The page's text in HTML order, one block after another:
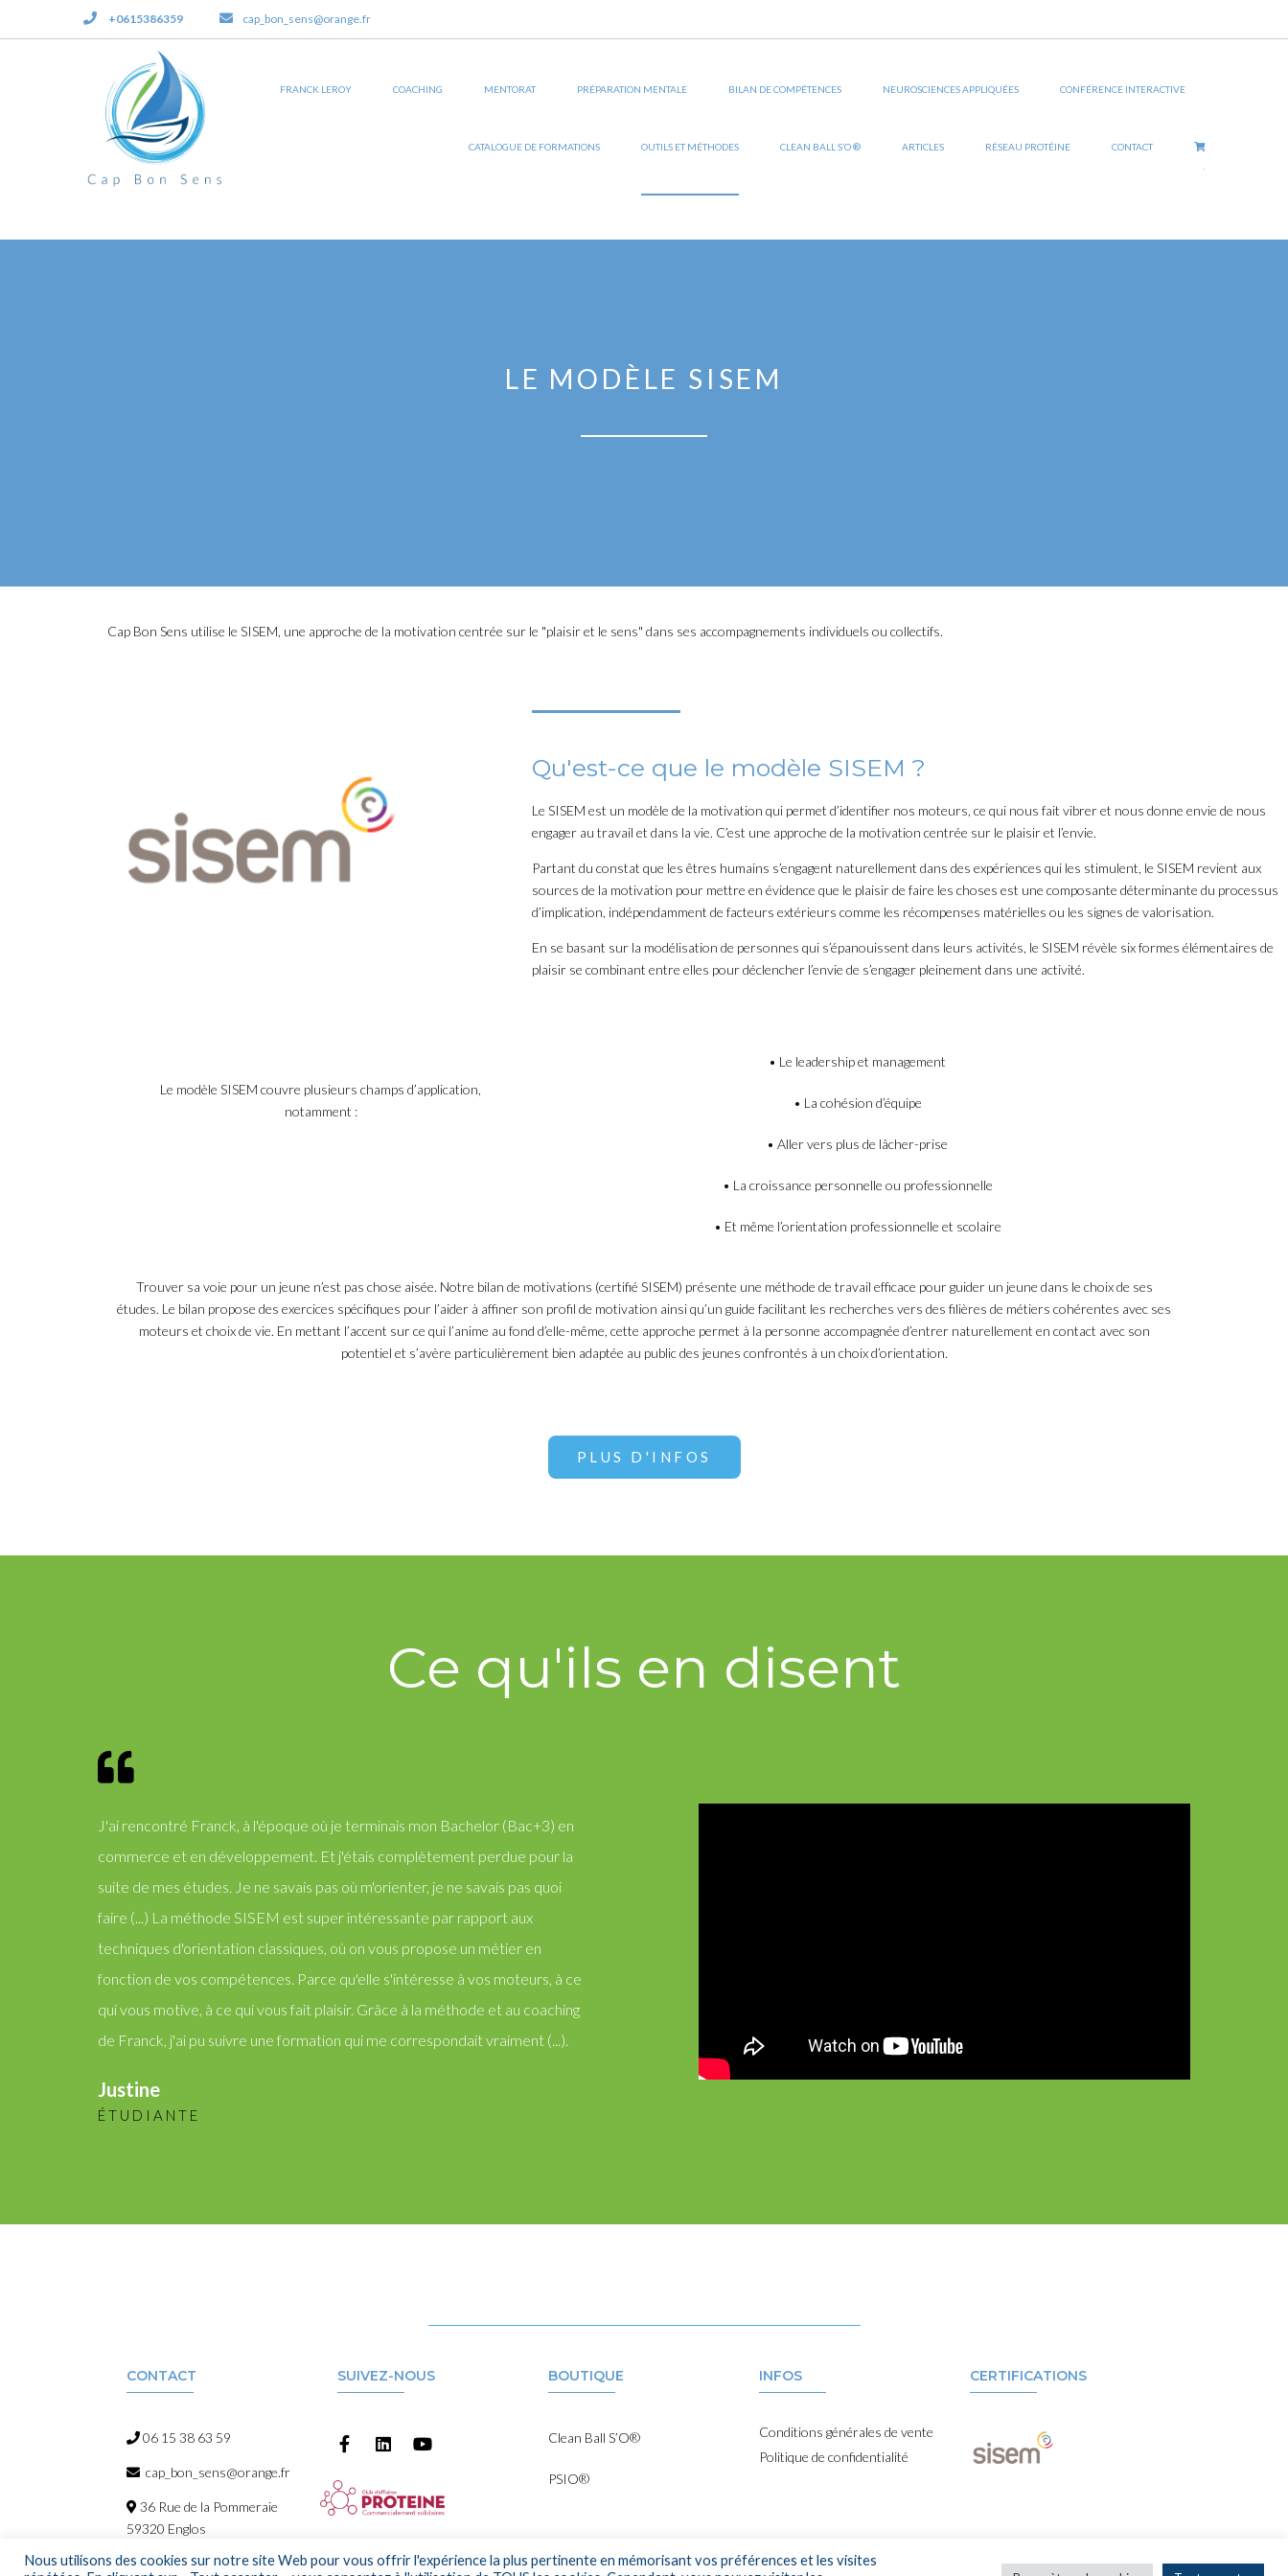
+0615386359 cap_bon_sens@orange.fr
FRANCK LEROY COACHING MENTORAT PRÉPARATION MENTALE BILAN DE COMPÉTENCES NEUROSCIENCES APPLIQUÉES CONFÉRENCE INTERACTIVE
CATALOGUE DE FORMATIONS OUTILS ET MÉTHODES CLEAN BALL S’O ® ARTICLES RÉSEAU PROTÉINE
CONTACT
LE MODÈLE SISEM
Cap Bon Sens utilise le SISEM, une approche de la motivation centrée sur le "plaisir et le sens" dans ses accompagnements individuels ou collectifs.
Qu'est-ce que le modèle SISEM ?
Le SISEM est un modèle de la motivation qui permet d’identifier nos moteurs, ce qui nous fait vibrer et nous donne envie de nous
engager au travail et dans la vie. C’est une approche de la motivation centrée sur le plaisir et l’envie.
Partant du constat que les êtres humains s’engagent naturellement dans des expériences qui les stimulent, le SISEM revient aux
sources de la motivation pour mettre en évidence que le plaisir de faire les choses est une composante déterminante du processus
d’implication, indépendamment de facteurs extérieurs comme les récompenses matérielles ou les signes de valorisation.
En se basant sur la modélisation de personnes qui s’épanouissent dans leurs activités, le SISEM révèle six formes élémentaires de
plaisir se combinant entre elles pour déclencher l’envie de s’engager pleinement dans une activité.
Le modèle SISEM couvre plusieurs champs d’application,
notamment :
• Le leadership et management
• La cohésion d’équipe
• Aller vers plus de lâcher-prise
• La croissance personnelle ou professionnelle
• Et même l’orientation professionnelle et scolaire
Trouver sa voie pour un jeune n’est pas chose aisée. Notre bilan de motivations (certifié SISEM) présente une méthode de travail efficace pour guider un jeune dans le choix de ses
études. Le bilan propose des exercices spécifiques pour l’aider à affiner son profil de motivation ainsi qu’un guide facilitant les recherches vers des filières de métiers cohérentes avec ses
moteurs et choix de vie. En mettant l’accent sur ce qui l’anime au fond d’elle-même, cette approche permet à la personne accompagnée d’entrer naturellement en contact avec son
potentiel et s’avère particulièrement bien adaptée au public des jeunes confrontés à un choix d’orientation.
PLUS D'INFOS
Ce qu'ils en disent
J'ai rencontré Franck, à l'époque où je terminais mon Bachelor (Bac+3) en
commerce et en développement. Et j'étais complètement perdue pour la
suite de mes études. Je ne savais pas où m'orienter, je ne savais pas quoi
faire (...) La méthode SISEM est super intéressante par rapport aux
techniques d'orientation classiques, où on vous propose un métier en
fonction de vos compétences. Parce qu'elle s'intéresse à vos moteurs, à ce
qui vous motive, à ce qui vous fait plaisir. Grâce à la méthode et au coaching
de Franck, j'ai pu suivre une formation qui me correspondait vraiment (...).
Justine
ÉTUDIANTE
CONTACT
06 15 38 63 59
cap_bon_sens@orange.fr
36 Rue de la Pommeraie
59320 Englos
SUIVEZ-NOUS BOUTIQUE
Clean Ball S’O®
PSIO®
INFOS
Conditions générales de vente
Politique de confidentialité
CERTIFICATIONS
Nous utilisons des cookies sur notre site Web pour vous offrir l'expérience la plus pertinente en mémorisant vos préférences et les visites